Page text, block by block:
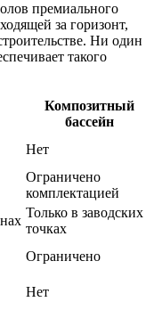
премиального
за горизонт,
Ни один
такого
Композитный
бассейн
Нет
Ограничено
комплектацией
Только в заводских
точках
Ограничено
Нет